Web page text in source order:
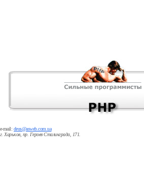
e-mail: deus@asweb.com.ua
г. Харьков, пр. Героев Сталинграда, 171.